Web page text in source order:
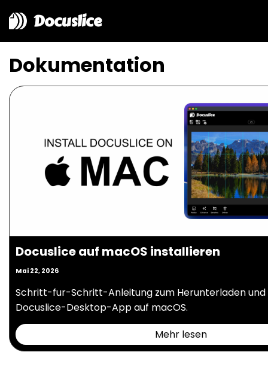
Docuslice
Dokumentation
Docuslice auf macOS installieren
Mai 22, 2026
Schritt-fur-Schritt-Anleitung zum Herunterladen und
Docuslice-Desktop-App auf macOS.
Mehr lesen